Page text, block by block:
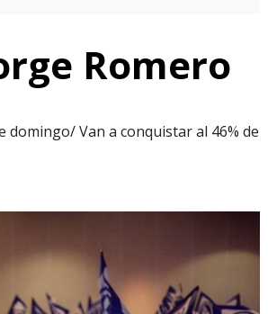
Romero
Van a conquistar al 46% de